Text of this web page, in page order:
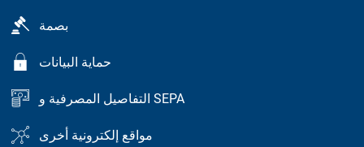
بصمة
حماية البيانات
التفاصيل المصرفية و SEPA
مواقع إلكترونية أخرى